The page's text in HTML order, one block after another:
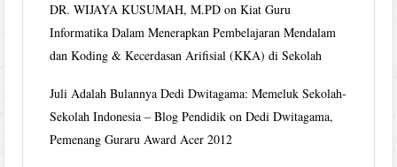
DR. WIJAYA KUSUMAH, M.PD onKiat Guru
Informatika Dalam Menerapkan Pembelajaran Mendalam
dan Koding & Kecerdasan Arifisial (KKA) di Sekolah
Juli Adalah Bulannya Dedi Dwitagama: Memeluk Sekolah-
Sekolah Indonesia – Blog Pendidik onDedi Dwitagama,
Pemenang Guraru Award Acer 2012